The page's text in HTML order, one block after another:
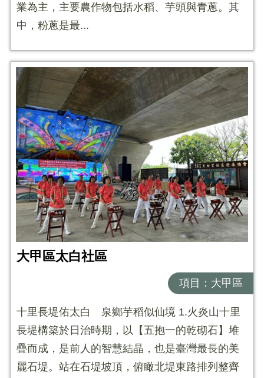
業為主，主要農作物包括水稻、芋頭與青蔥。其
中，粉蔥是最...
大甲區太白社區
項目：大甲區
十里長堤佑太白 泉鄉芋稻似仙境 1.火炎山十里
長堤構築於日治時期，以【五抱一的乾砌石】堆
疊而成，是前人的智慧結晶，也是臺灣最長的美
麗石堤。站在石堤坡頂，俯瞰北堤東路排列整齊